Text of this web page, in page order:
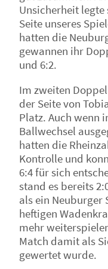
Unsicherheit
Seite unseres
hatten die
gewannen ihr
und 6:2.
Im zweiten
der Seite von
Platz. Auch wenn
Ballwechsel
hatten die
Kontrolle und
6:4 für sich
stand es bereits
als ein Neuburger
heftigen
mehr
Match damit als
gewertet wurde.